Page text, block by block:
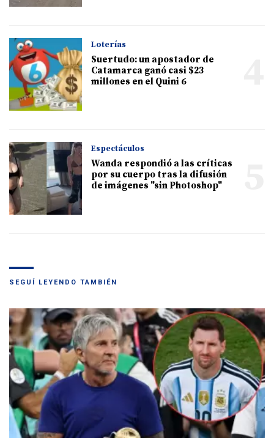
Loterías
Suertudo: un apostador de
Catamarca ganó casi $23
millones en el Quini 6
Espectáculos
Wanda respondió a las críticas
por su cuerpo tras la difusión
de imágenes "sin Photoshop"
SEGUÍ LEYENDO TAMBIÉN